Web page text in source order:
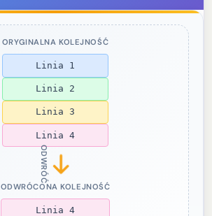
ORYGINALNA KOLEJNOŚĆ
Linia 1
Linia 2
Linia 3
Linia 4
ODWRÓĆ
ODWRÓCONA KOLEJNOŚĆ
Linia 4